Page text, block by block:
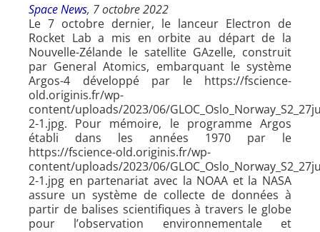
Space News, 7 octobre 2022
Le 7 octobre dernier, le lanceur Electron de
Rocket Lab a mis en orbite au départ de la
Nouvelle-Zélande le satellite GAzelle, construit
par General Atomics, embarquant le système
Argos-4 développé par le https://fscience-
old.originis.fr/wp-
content/uploads/2023/06/
2-1.jpg. Pour mémoire, le programme Argos
établi dans les années 1970 par le
https://fscience-old.originis.fr/wp-
content/uploads/2023/06/
2-1.jpg en partenariat avec la NOAA et la NASA
assure un système de collecte de données à
partir de balises scientifiques à travers le globe
pour l’observation environnementale et